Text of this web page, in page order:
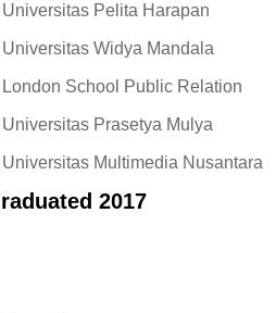
Universitas Pelita Harapan
Universitas Widya Mandala
London School Public Relation
Universitas Prasetya Mulya
Universitas Multimedia Nusantara
2017